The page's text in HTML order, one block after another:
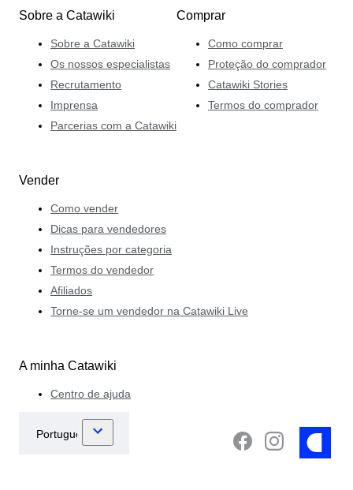
Sobre a Catawiki
Sobre a Catawiki
Os nossos especialistas
Recrutamento
Imprensa
Parcerias com a Catawiki
Comprar
Como comprar
Proteção do comprador
Catawiki Stories
Termos do comprador
Vender
Como vender
Dicas para vendedores
Instruções por categoria
Termos do vendedor
Afiliados
Torne-se um vendedor na Catawiki Live
A minha Catawiki
Centro de ajuda